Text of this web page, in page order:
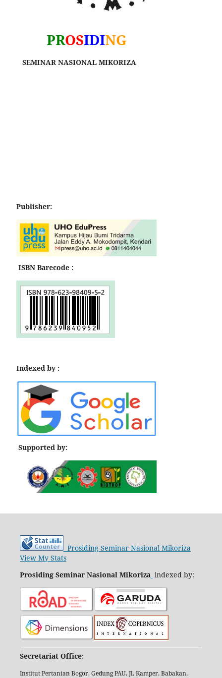
PROSIDING
SEMINAR NASIONAL MIKORIZA
Publisher:
ISBN Barecode :
Indexed by :
Supported by:
Prosiding Seminar Nasional Mikoriza
View My Stats
Prosiding Seminar Nasional Mikoriza indexed by:
Secretariat Office:
Institut Pertanian Bogor, Gedung PAU, Jl. Kamper, Babakan,